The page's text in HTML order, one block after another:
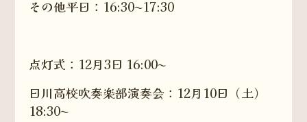
その他平日：16:30〜17:30
点灯式：12月3日 16:00〜
日川高校吹奏楽部演奏会：12月10日（土）
18:30〜